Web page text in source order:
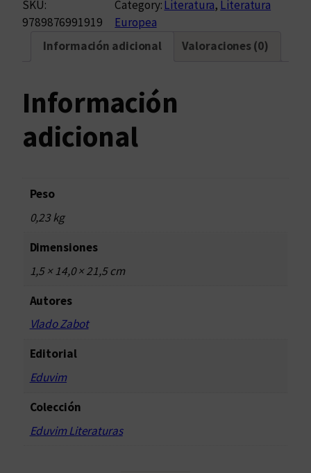
u
i
SKU:
9789876991919
Category:Literatura, Literatura
Europea
Información adicional
Valoraciones (0)
Información
adicional
Peso
0,23 kg
Dimensiones
1,5 × 14,0 × 21,5 cm
Autores
Vlado Zabot
Editorial
Eduvim
Colección
Eduvim Literaturas